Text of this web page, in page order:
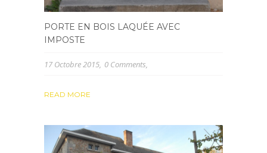
PORTE EN BOIS LAQUÉE AVEC
IMPOSTE
17 Octobre 2015 0 Comments
READ MORE